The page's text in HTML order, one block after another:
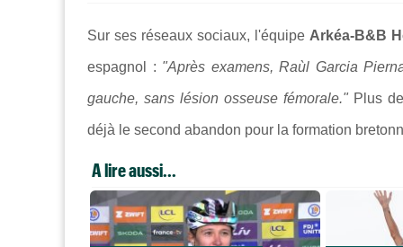
Sur ses réseaux sociaux, l'équipe Arkéa-B&B
espagnol : "Après examens, Raùl Garcia
gauche, sans lésion osseuse fémorale." Plus
déjà le second abandon pour la formation
A lire aussi...